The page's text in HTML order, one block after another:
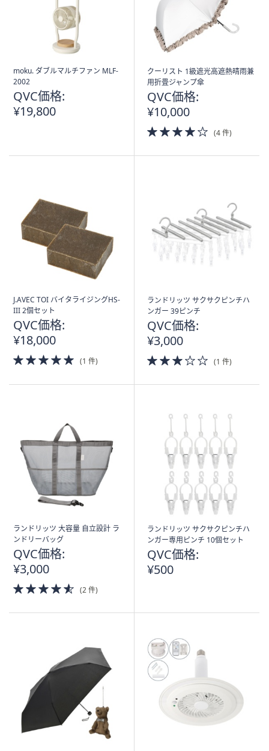
moku. ダブルマルチファン MLF-
2002
QVC価格:
¥19,800
クーリスト 1級遮光高遮熱晴雨兼
用折畳ジャンプ傘
QVC価格:
¥10,000
4.0
of
(4 件)
J.AVEC TOI バイタライジングHS-
III 2個セット
QVC価格:
¥18,000
5.0
of
(1 件)
ランドリッツ サクサクピンチハ
ンガー 39ピンチ
QVC価格:
¥3,000
3.0
of
(1 件)
ランドリッツ 大容量 自立設計 ラ
ンドリーバッグ
QVC価格:
¥3,000
4.5
of
(2 件)
ランドリッツ サクサクピンチハ
ンガー専用ピンチ 10個セット
QVC価格:
¥500